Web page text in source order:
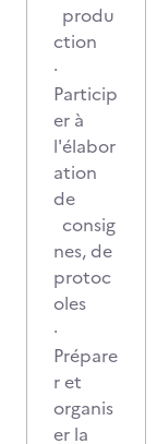
produ
ction
·
Particip
er à
l'élabor
ation
de
consig
nes, de
protoc
oles
·
Prépare
r et
organis
er la